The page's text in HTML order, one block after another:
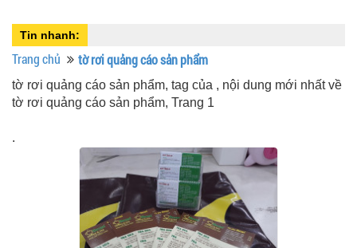
Tin nhanh:
Trang chủ tờ rơi quảng cáo sản phẩm
tờ rơi quảng cáo sản phẩm, tag của , nội dung mới nhất về
tờ rơi quảng cáo sản phẩm, Trang 1
.